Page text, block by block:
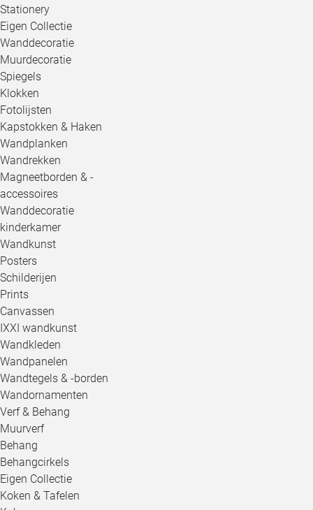
Stationery
Eigen Collectie
Wanddecoratie
Muurdecoratie
Spiegels
Klokken
Fotolijsten
Kapstokken & Haken
Wandplanken
Wandrekken
Magneetborden & -
accessoires
Wanddecoratie
kinderkamer
Wandkunst
Posters
Schilderijen
Prints
Canvassen
IXXI wandkunst
Wandkleden
Wandpanelen
Wandtegels & -borden
Wandornamenten
Verf & Behang
Muurverf
Behang
Behangcirkels
Eigen Collectie
Koken & Tafelen